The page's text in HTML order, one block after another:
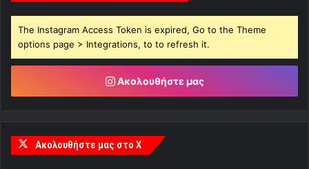
The Instagram Access Token is expired, Go to the Theme
options page > Integrations, to to refresh it.
Ακολουθήστε μας
Ακολουθήστε μας στο X